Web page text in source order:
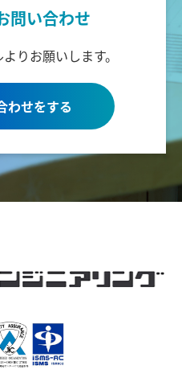
問い合わせ
りお願いします。
わせをする